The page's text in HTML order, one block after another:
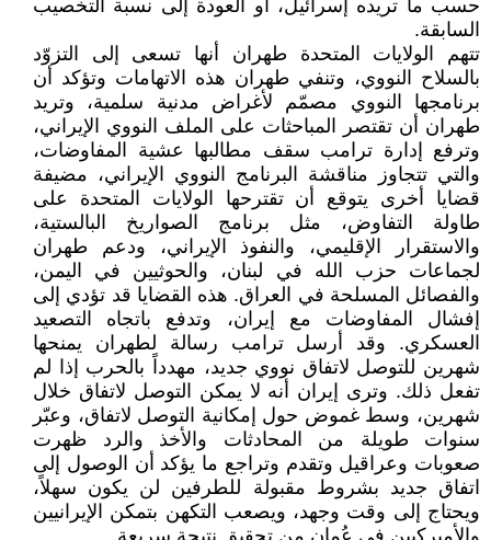
حسب ما تريده إسرائيل، أو العودة إلى نسبة التخصيب
السابقة.
تتهم الولايات المتحدة طهران أنها تسعى إلى التزوّد
بالسلاح النووي، وتنفي طهران هذه الاتهامات وتؤكد أن
برنامجها النووي مصمّم لأغراض مدنية سلمية، وتريد
طهران أن تقتصر المباحثات على الملف النووي الإيراني،
وترفع إدارة ترامب سقف مطالبها عشية المفاوضات،
والتي تتجاوز مناقشة البرنامج النووي الإيراني، مضيفة
قضايا أخرى يتوقع أن تقترحها الولايات المتحدة على
طاولة التفاوض، مثل برنامج الصواريخ البالستية،
والاستقرار الإقليمي، والنفوذ الإيراني، ودعم طهران
لجماعات حزب الله في لبنان، والحوثيين في اليمن،
والفصائل المسلحة في العراق. هذه القضايا قد تؤدي إلى
إفشال المفاوضات مع إيران، وتدفع باتجاه التصعيد
العسكري. وقد أرسل ترامب رسالة لطهران يمنحها
شهرين للتوصل لاتفاق نووي جديد، مهدداً بالحرب إذا لم
تفعل ذلك. وترى إيران أنه لا يمكن التوصل لاتفاق خلال
شهرين، وسط غموض حول إمكانية التوصل لاتفاق، وعبّر
سنوات طويلة من المحادثات والأخذ والرد ظهرت
صعوبات وعراقيل وتقدم وتراجع ما يؤكد أن الوصول إلى
اتفاق جديد بشروط مقبولة للطرفين لن يكون سهلاً،
ويحتاج إلى وقت وجهد، ويصعب التكهن بتمكن الإيرانيين